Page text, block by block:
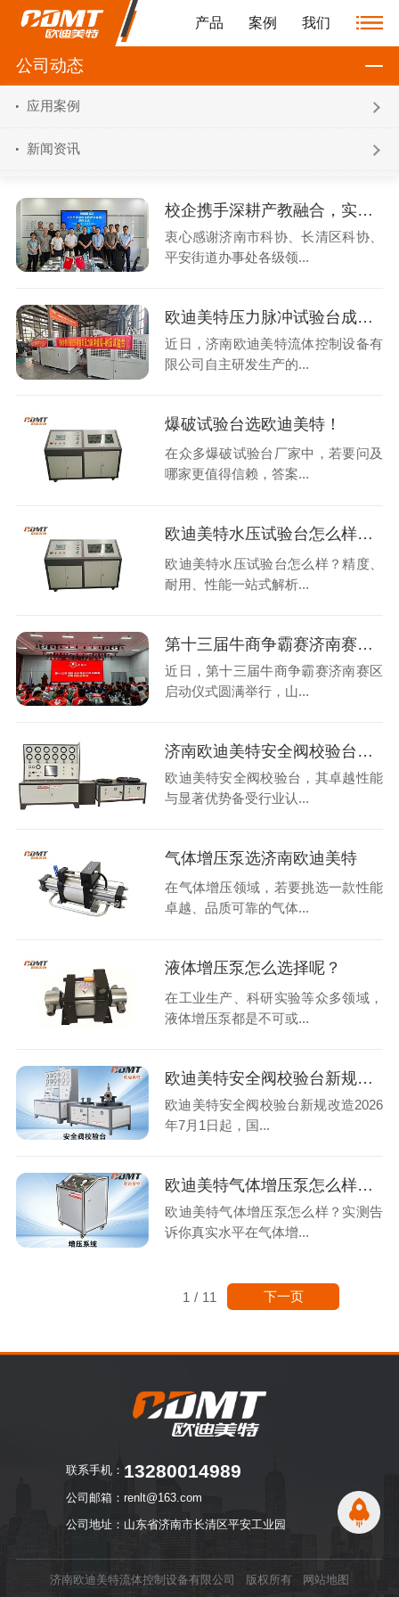
产品 案例 我们
公司动态
应用案例
新闻资讯
校企携手深耕产教融合，实践基地赋能科技创新发展
衷心感谢济南市科协、长清区科协、
平安街道办事处各级领...
欧迪美特压力脉冲试验台成功交付中国计量院
近日，济南欧迪美特流体控制设备有
限公司自主研发生产的...
爆破试验台选欧迪美特！
在众多爆破试验台厂家中，若要问及
哪家更值得信赖，答案...
欧迪美特水压试验台怎么样？精度、耐用、性能一站式解析
欧迪美特水压试验台怎么样？精度、
耐用、性能一站式解析...
第十三届牛商争霸赛济南赛区启动仪式圆满举行
近日，第十三届牛商争霸赛济南赛区
启动仪式圆满举行，山...
济南欧迪美特安全阀校验台好在哪里？
欧迪美特安全阀校验台，其卓越性能
与显著优势备受行业认...
气体增压泵选济南欧迪美特
在气体增压领域，若要挑选一款性能
卓越、品质可靠的气体...
液体增压泵怎么选择呢？
在工业生产、科研实验等众多领域，
液体增压泵都是不可或...
欧迪美特安全阀校验台新规改造
欧迪美特安全阀校验台新规改造2026
年7月1日起，国...
欧迪美特气体增压泵怎么样？实测告诉你真实水平
欧迪美特气体增压泵怎么样？实测告
诉你真实水平在气体增...
1 / 11 下一页
联系手机： 13280014989
公司邮箱：renlt@163.com
公司地址：山东省济南市长清区平安工业园
济南欧迪美特流体控制设备有限公司 版权所有 网站地图